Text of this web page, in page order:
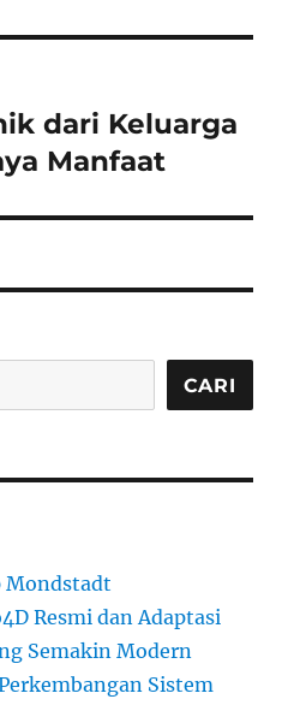
dari Keluarga
Manfaat
CARI
Mondstadt
Resmi dan Adaptasi
Semakin Modern
Sistem